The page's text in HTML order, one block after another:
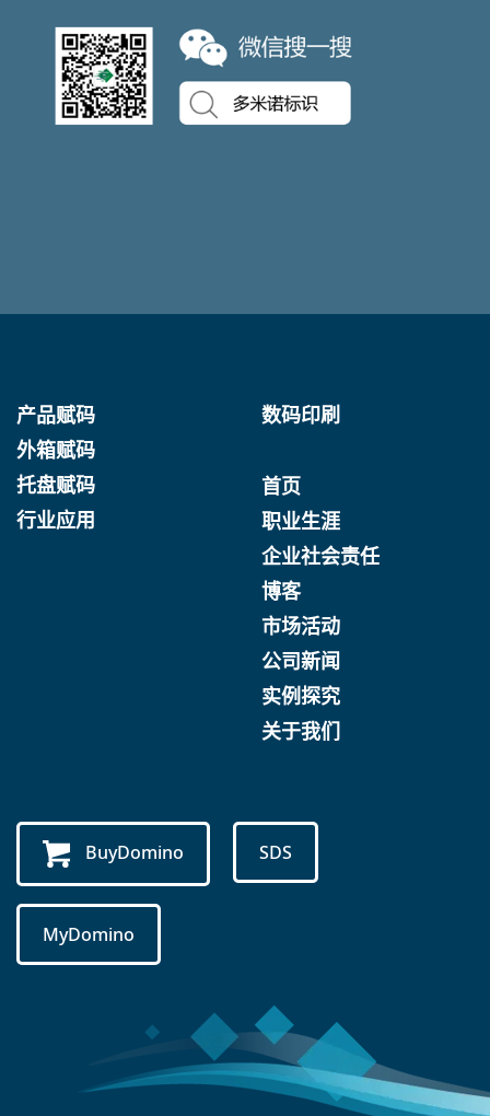
产品赋码
外箱赋码
托盘赋码
行业应用
数码印刷
首页
职业生涯
企业社会责任
博客
市场活动
公司新闻
实例探究
关于我们
BuyDomino SDS
MyDomino